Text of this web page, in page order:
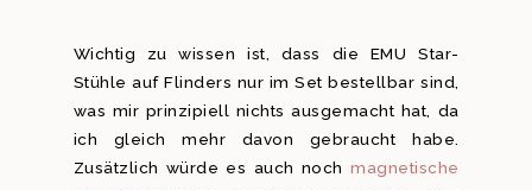
Wichtig zu wissen ist, dass die EMU Star-
Stühle auf Flinders nur im Set bestellbar sind,
was mir prinzipiell nichts ausgemacht hat, da
ich gleich mehr davon gebraucht habe.
Zusätzlich würde es auch noch magnetische